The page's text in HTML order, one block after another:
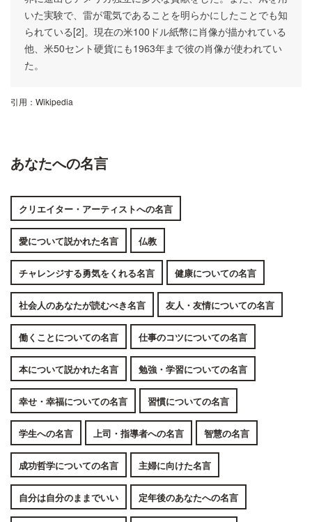
いた実験で、雷が電気であることを明らかにしたことでも知
られている[2]。現在の米100ドル紙幣に肖像が描かれている
他、米50セント硬貨にも1963年まで彼の肖像が使われてい
た。
引用： Wikipedia
あなたへの名言
クリエイター・アーティストへの名言
愛について説かれた名言 仏教
チャレンジする勇気をくれる名言 健康についての名言
社会人のあなたが読むべき名言 友人・友情についての名言
働くことについての名言 仕事のコツについての名言
本について説かれた名言 勉強・学習についての名言
幸せ・幸福についての名言 習慣についての名言
学生への名言 上司・指導者への名言 智慧の名言
成功哲学についての名言 主婦に向けた名言
自分は自分のままでいい 定年後のあなたへの名言